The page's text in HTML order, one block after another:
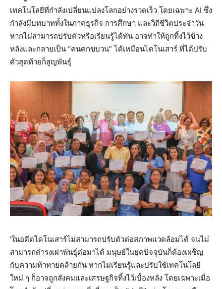
เทคโนโลยีที่กำลังเปลี่ยนแปลงโลกอย่างรวดเร็ว โดยเฉพาะ AI ซึ่ง
กำลังมีบทบาททั้งในภาคธุรกิจ การศึกษา และวิถีชีวิตประจำวัน
หากไม่สามารถปรับตัวหรือเรียนรู้ได้ทัน อาจทำให้ถูกทิ้งไว้ข้าง
หลังและกลายเป็น “คนตกขบวน” ได้เหมือนไดโนเสาร์ ที่ได้ปรับ
ตัวสุดท้ายก็สูญพันธุ์
‘ในอดีตไดโนเสาร์ไม่สามารถปรับตัวต่อสภาพแวดล้อมได้ จนไม่
สามารถดำรงเผ่าพันธุ์ต่อมาได้ มนุษย์ในยุคปัจจุบันก็ต้องเผชิญ
กับความท้าทายคล้ายกัน หากไม่เรียนรู้และปรับใช้เทคโนโลยี
ใหม่ ๆ ก็อาจถูกสังคมและเศรษฐกิจทิ้งไว้เบื้องหลัง โดยเฉพาะเมื่อ